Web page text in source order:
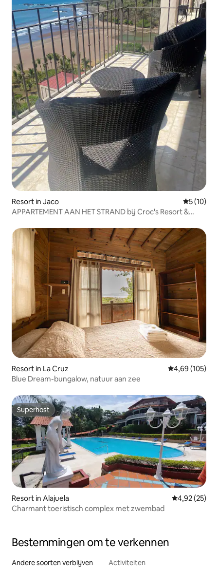
Resort in Jaco
5 (10)
APPARTEMENT AAN HET STRAND bij Croc's Resort &
Resort in La Cruz Gemiddelde
4,69 (105)
Blue Dream-bungalow, natuur aan zee
Superhost
Superhost
Resort in Alajuela Gemiddelde
4,92 (25)
Charmant toeristisch complex met zwembad
Bestemmingen om te verkennen
Andere soorten verblijven Activiteiten